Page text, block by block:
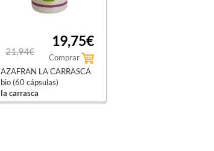
21,94€
19,75€
Comprar
AZAFRAN LA CARRASCA
bio (60 cápsulas)
la carrasca